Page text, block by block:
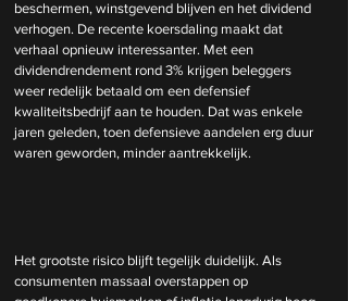
beschermen, winstgevend blijven en het dividend
verhogen. De recente koersdaling maakt dat
verhaal opnieuw interessanter. Met een
dividendrendement rond 3% krijgen beleggers
weer redelijk betaald om een defensief
kwaliteitsbedrijf aan te houden. Dat was enkele
jaren geleden, toen defensieve aandelen erg duur
waren geworden, minder aantrekkelijk.
Het grootste risico blijft tegelijk duidelijk. Als
consumenten massaal overstappen op